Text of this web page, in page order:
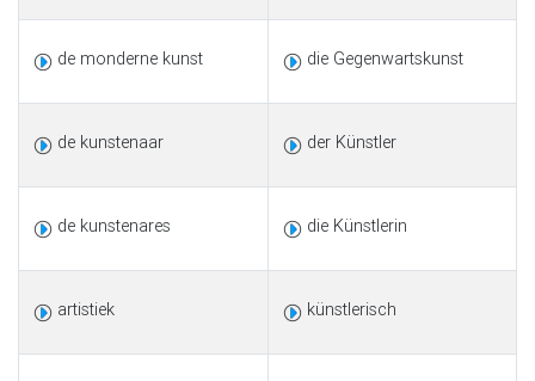
de monderne kunst die Gegenwartskunst
de kunstenaar der Künstler
de kunstenares die Künstlerin
artistiek künstlerisch